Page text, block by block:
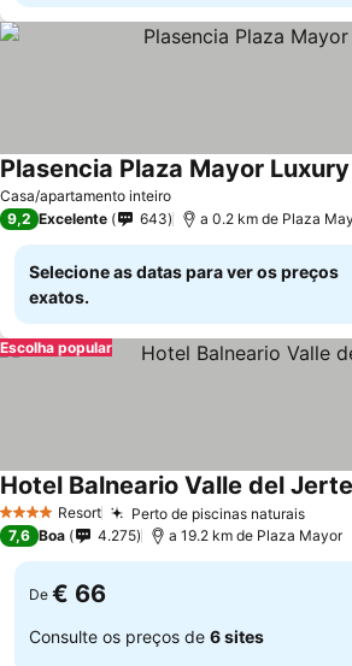
Casa/apartamento inteiro
Plasencia Plaza Mayor Luxury
9,2 Excelente 643 a 0.2 km de Plaza
Selecione as datas para ver os preços
exatos.
Escolha popular
4 EstrelasResort Perto de piscinas naturaisVer
Hotel Balneario Valle del Jerte
7,6 Boa 4.275 a 19.2 km de Plaza Mayor
De € 66
Consulte os preços de 6 sites